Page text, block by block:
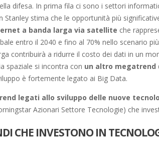
difesa. In prima fila ci sono i settori
Stanley stima che le opportunità più
a banda larga via satellite che
entro il 2040 e fino al 70% nello scenario
contribuirà a ridurre il costo dei dati in un
spaziale si incontra con un altro megatrend
è fortemente legato ai Big Data.
legati allo sviluppo delle nuove
Azionari Settore Tecnologie) che
CHE INVESTONO IN